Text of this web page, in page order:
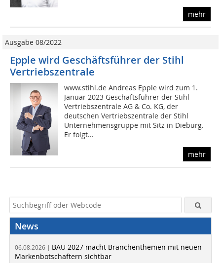
mehr
Ausgabe 08/2022
Epple wird Geschäftsführer der Stihl
Vertriebszentrale
www.stihl.de Andreas Epple wird zum 1.
Januar 2023 Geschäftsführer der Stihl
Vertriebszentrale AG & Co. KG, der
deutschen Vertriebszentrale der Stihl
Unternehmensgruppe mit Sitz in Dieburg.
Er folgt...
mehr
News
06.08.2026 | BAU 2027 macht Branchenthemen mit neuen
Markenbotschaftern sichtbar